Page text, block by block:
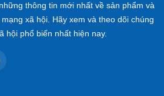
thông tin mới nhất về sản phẩm và
xã hội. Hãy xem và theo dõi chúng
hội phổ biến nhất hiện nay.